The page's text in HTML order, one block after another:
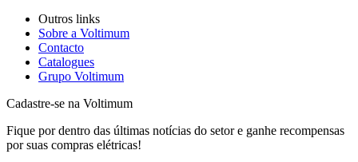
Outros links
Sobre a Voltimum
Contacto
Catalogues
Grupo Voltimum
Cadastre-se na Voltimum
Fique por dentro das últimas notícias do setor e ganhe recompensas
por suas compras elétricas!